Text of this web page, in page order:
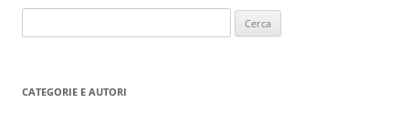
per:
CATEGORIE E AUTORI